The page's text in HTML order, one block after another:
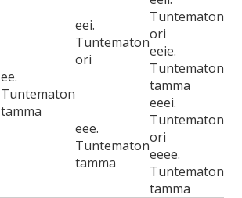
ee.
Tuntematon
tamma
eei.
Tuntematon
ori
Tuntematon
ori
eeie.
Tuntematon
tamma
eee.
Tuntematon
tamma
eeei.
Tuntematon
ori
eeee.
Tuntematon
tamma